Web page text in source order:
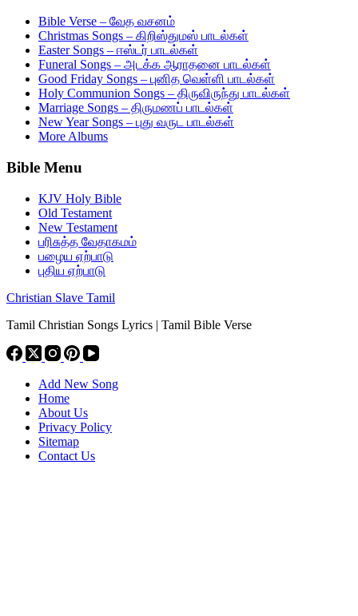
Bible Verse – வேத வசனம்
Christmas Songs – கிறிஸ்துமஸ் பாடல்கள்
Easter Songs – ஈஸ்டர் பாடல்கள்
Funeral Songs – அடக்க ஆராதனை பாடல்கள்
Good Friday Songs – புனித வெள்ளி பாடல்கள்
Holy Communion Songs – திருவிருந்து பாடல்கள்
Marriage Songs – திருமணப் பாடல்கள்
New Year Songs – புது வருட பாடல்கள்
More Albums
Bible Menu
KJV Holy Bible
Old Testament
New Testament
பரிசுத்த வேதாகமம்
பழைய ஏற்பாடு
புதிய ஏற்பாடு
Christian Slave Tamil
Tamil Christian Songs Lyrics | Tamil Bible Verse
Add New Song
Home
About Us
Privacy Policy
Sitemap
Contact Us